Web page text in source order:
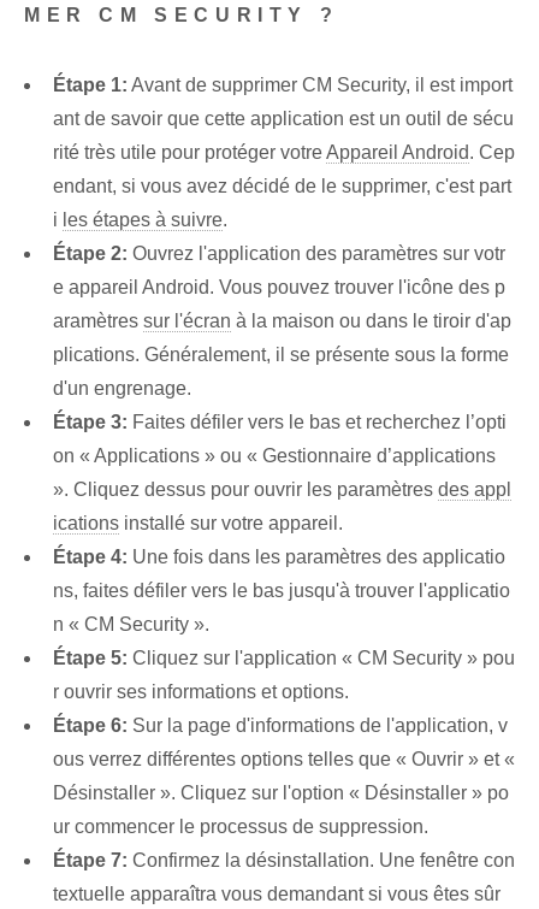
MER CM SECURITY ?
Étape 1: Avant de supprimer CM Security, il est import
ant de savoir que cette application est un outil de sécu
rité très utile pour protéger votreAppareil Android. Cep
endant, si vous avez décidé de le supprimer, c'est part
i les étapes à suivre.
Étape 2: Ouvrez l'application des paramètres sur votr
e appareil Android. Vous pouvez trouver l'icône des p
aramètres sur l'écran à la maison ou dans le tiroir d'ap
plications. Généralement, il se présente sous la forme
d'un engrenage.
Étape 3: Faites défiler vers le bas et recherchez l’opti
on « Applications » ou « Gestionnaire d’applications
». Cliquez dessus pour ouvrir les paramètres des appl
ications installé sur votre appareil.
Étape 4: Une fois dans les paramètres des applicatio
ns, faites défiler vers le bas jusqu'à trouver l'applicatio
n « CM Security ».
Étape 5: Cliquez sur l'application « CM Security » pou
r ouvrir ses informations et options.
Étape 6: Sur la page d'informations de l'application, v
ous verrez différentes options telles que « Ouvrir » et «
Désinstaller ». Cliquez sur l'option « Désinstaller » po
ur commencer le processus de suppression.
Étape 7: Confirmez la désinstallation. Une fenêtre con
textuelle apparaîtra vous demandant si vous êtes sûr